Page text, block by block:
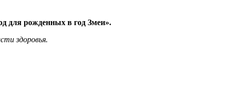
для рожденных в год Змеи».
здоровья.